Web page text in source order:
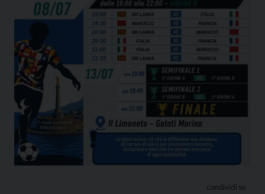
condividi su